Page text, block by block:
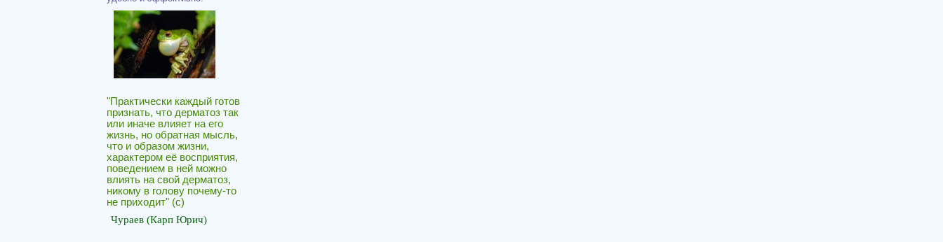
"Практически каждый готов
признать, что дерматоз так
или иначе влияет на его
жизнь, но обратная мысль,
что и образом жизни,
характером её восприятия,
поведением в ней можно
влиять на свой дерматоз,
никому в голову почему-то
не приходит" (c)
Чураев (Карп Юрич)